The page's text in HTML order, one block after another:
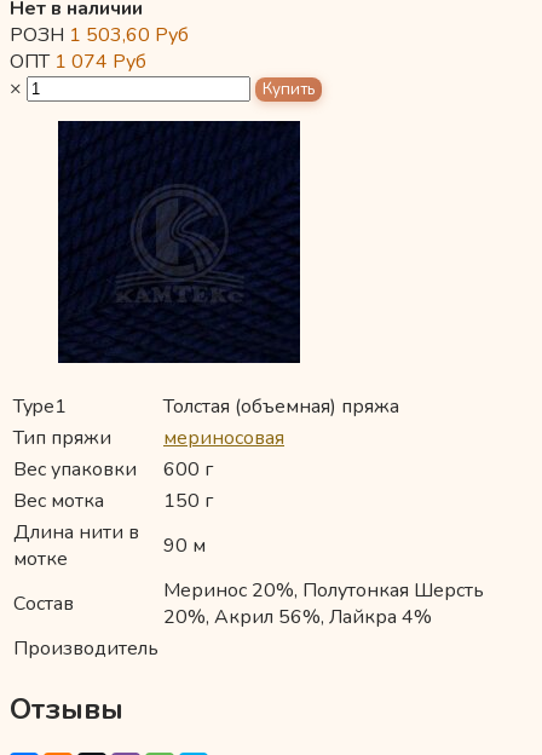
Нет в наличии
РОЗН 1 503,60 Руб
ОПТ 1 074 Руб
×
Type1
Толстая (объемная) пряжа
Тип пряжи
мериносовая
Вес упаковки
600 г
Вес мотка
150 г
Длина нити в
мотке
90 м
Состав
Меринос 20%, Полутонкая Шерсть
20%, Акрил 56%, Лайкра 4%
Производитель
Отзывы